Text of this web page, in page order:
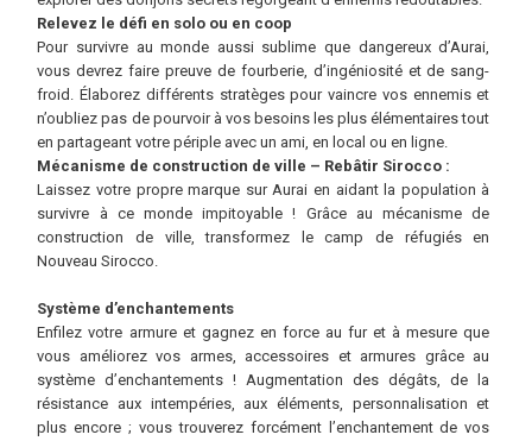
Relevez le défi en solo ou en coop
Pour survivre au monde aussi sublime que dangereux d’Aurai,
vous devrez faire preuve de fourberie, d’ingéniosité et de sang-
froid. Élaborez différents stratèges pour vaincre vos ennemis et
n’oubliez pas de pourvoir à vos besoins les plus élémentaires tout
en partageant votre périple avec un ami, en local ou en ligne.
Mécanisme de construction de ville – Rebâtir Sirocco :
Laissez votre propre marque sur Aurai en aidant la population à
survivre à ce monde impitoyable ! Grâce au mécanisme de
construction de ville, transformez le camp de réfugiés en
Nouveau Sirocco.
Système d’enchantements
Enfilez votre armure et gagnez en force au fur et à mesure que
vous améliorez vos armes, accessoires et armures grâce au
système d’enchantements ! Augmentation des dégâts, de la
résistance aux intempéries, aux éléments, personnalisation et
plus encore ; vous trouverez forcément l’enchantement de vos